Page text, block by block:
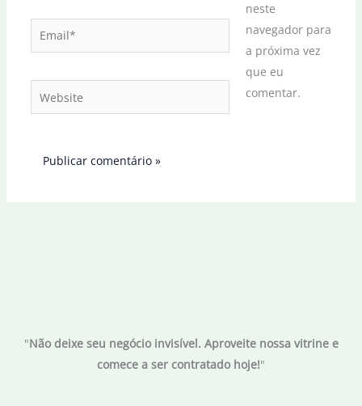
Email*
Website
neste
navegador para
a próxima vez
que eu
comentar.
"Não deixe seu negócio invisível. Aproveite nossa vitrine e
comece a ser contratado hoje!"